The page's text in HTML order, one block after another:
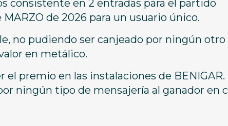
consistente en 2 entradas para el partido
MARZO de 2026 para un usuario único.
no pudiendo ser canjeado por ningún otro
en metálico.
premio en las instalaciones de BENIGAR.
ningún tipo de mensajería al ganador en